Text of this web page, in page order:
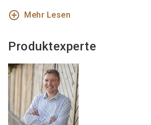
add_circle_outline Mehr Lesen
Produktexperte